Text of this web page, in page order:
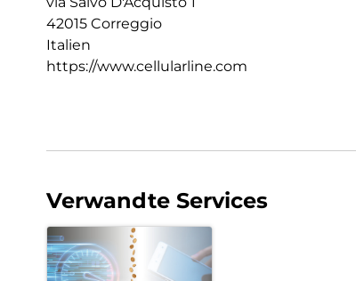
42015 Correggio
Italien
https://www.cellularline.com
Verwandte Services